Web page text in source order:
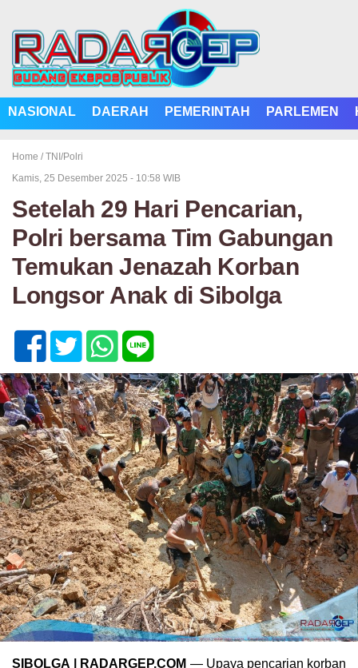
NASIONAL DAERAH PEMERINTAH PARLEMEN
Home / TNI/Polri
Kamis, 25 Desember 2025 - 10:58 WIB
Setelah 29 Hari Pencarian,
Polri bersama Tim Gabungan
Temukan Jenazah Korban
Longsor Anak di Sibolga
SIBOLGA | RADARGEP.COM — Upaya pencarian korban